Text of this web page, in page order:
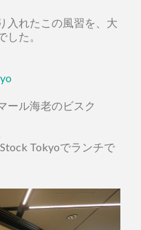
入れたこの風習を、大
た。
ール海老のビスク
Tokyoでランチで